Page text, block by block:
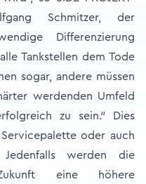
Schmitzer, der
Differenzierung
Tankstellen dem Tode
sogar, andere müssen
werdenden Umfeld
zu sein.“ Dies
oder auch
werden die
eine höhere